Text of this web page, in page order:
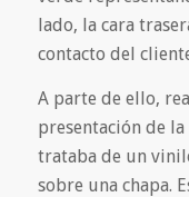
lado, la cara
contacto del
A parte de ello,
presentación de
trataba de un
sobre una chapa.